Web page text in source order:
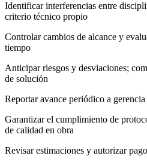
Identificar interferencias entre
criterio técnico propio
Controlar cambios de alcance y
tiempo
Anticipar riesgos y desviaciones;
de solución
Reportar avance periódico a
Garantizar el cumplimiento de
de calidad en obra
Revisar estimaciones y autorizar